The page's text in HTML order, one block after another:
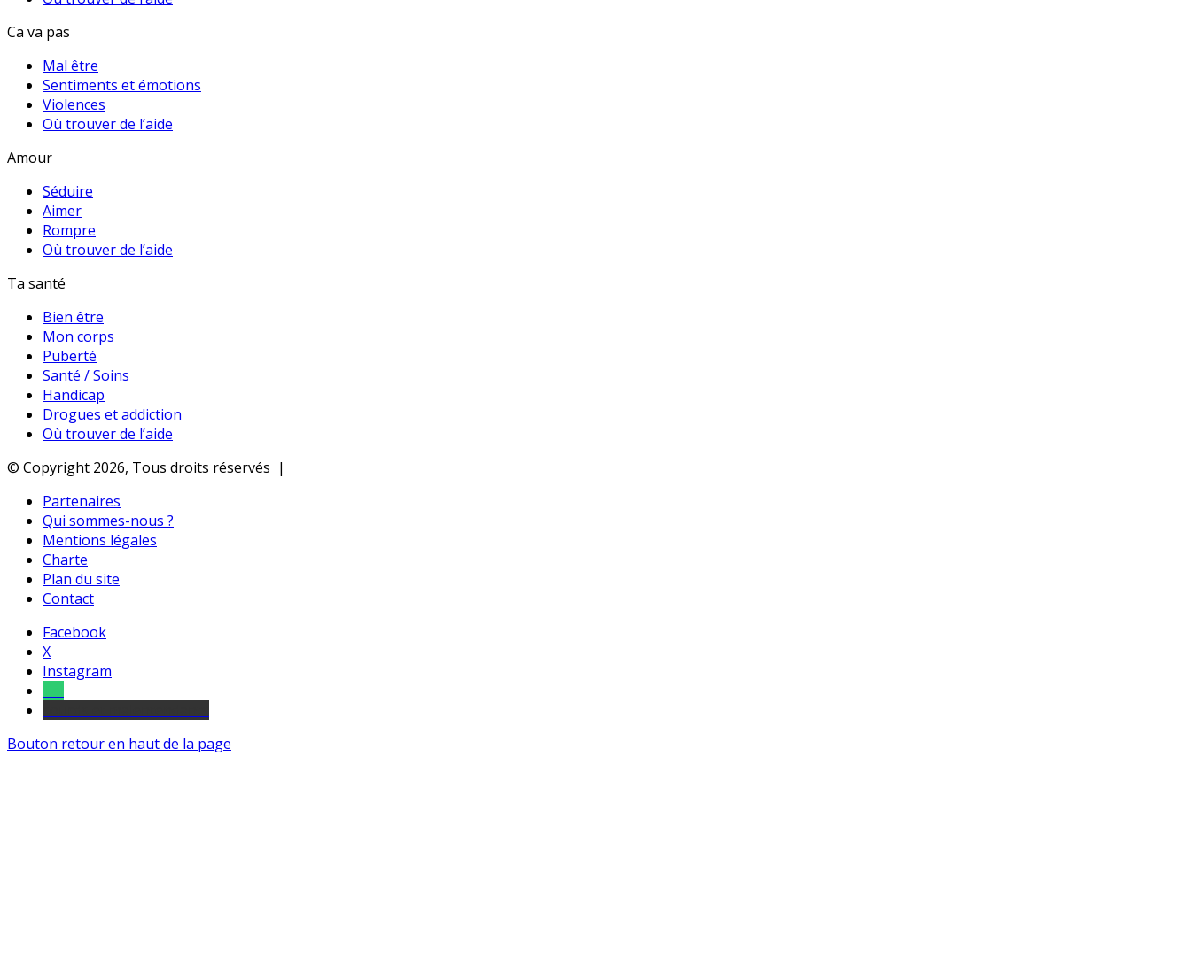
Ca va pas
Mal être
Sentiments et émotions
Violences
Où trouver de l’aide
Amour
Séduire
Aimer
Rompre
Où trouver de l’aide
Ta santé
Bien être
Mon corps
Puberté
Santé / Soins
Handicap
Drogues et addiction
Où trouver de l’aide
© Copyright 2026, Tous droits réservés |
Partenaires
Qui sommes-nous ?
Mentions légales
Charte
Plan du site
Contact
Facebook
X
Instagram
Bouton retour en haut de la page